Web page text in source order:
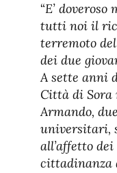
“E’
tutti noi il
terremoto
dei due
A sette anni
Città di Sora
Armando,
universitari,
all’affetto
cittadinanza